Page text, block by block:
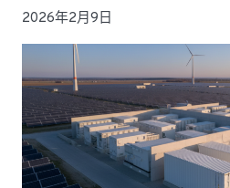
2026年2月9日